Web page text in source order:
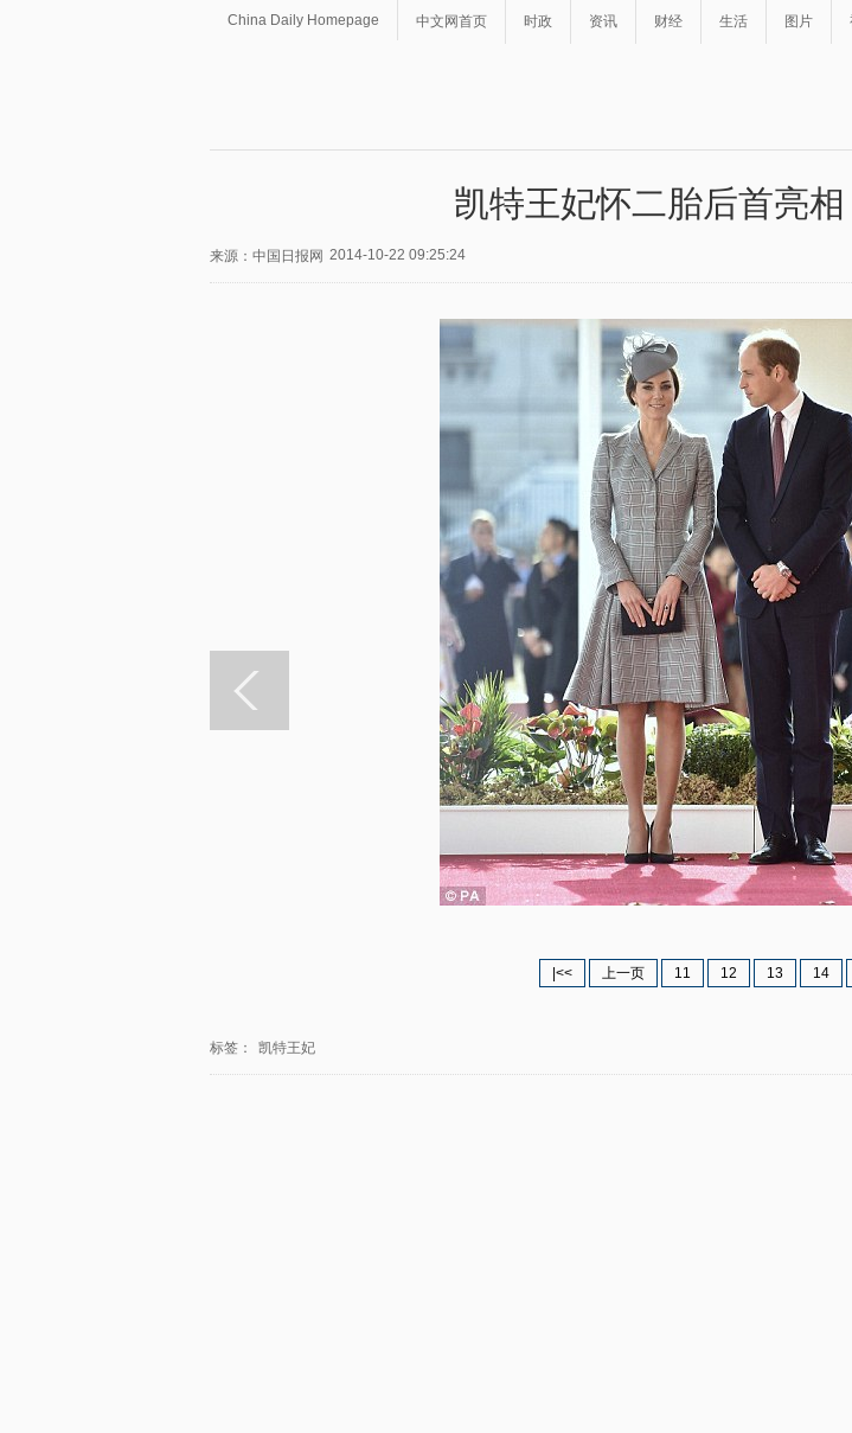
China Daily Homepage 中文网首页 时政 资讯 财经 生活 图片
凯特王妃怀二胎后首亮
来源：中国日报网 2014-10-22 09:25:24
|<< 上一页 11 12 13 14
标签： 凯特王妃